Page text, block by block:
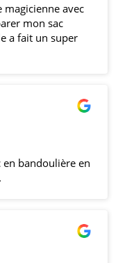
magicienne avec
mon sac
a fait un super
en bandoulière en